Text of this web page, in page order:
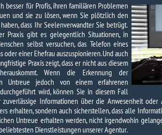
besser für Profis, ihren familiären Problemen
und sie zu lösen, wenn Sie plötzlich den
dass Ihr Seelenverwandter Sie betrügt.
Praxis gibt es gelegentlich Situationen, in
selbst versuchen, das Telefon eines
oder einer Ehefrau auszuspionieren. Und auch
Praxis zeigt, dass er nicht aus diesem
Wenn die Erkennung der
Untreue jedoch von einem erfahrenen
wird, können Sie in diesem Fall
Informationen über die Anwesenheit
erhalten, sondern auch sicherstellen, dass alle
Untreue erhalten werden, nicht irgendwohin
Dienstleistungen unserer Agentur.